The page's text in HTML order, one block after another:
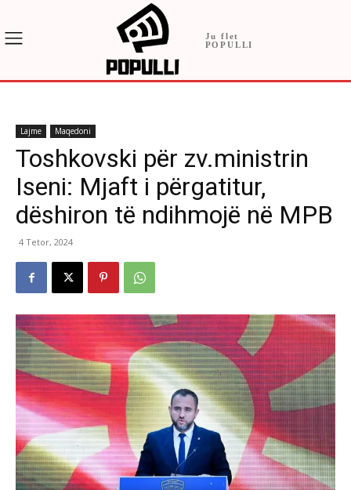
Ju flet
POPULLI
Lajme Maqedoni
Toshkovski për zv.ministrin
Iseni: Mjaft i përgatitur,
dëshiron të ndihmojë në MPB
4 Tetor, 2024